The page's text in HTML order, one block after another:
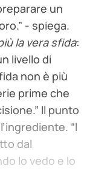
un
- spiega.
la vera sfida:
livello di
non è più
prime che
Il punto
“I
dal
lo vedo e lo